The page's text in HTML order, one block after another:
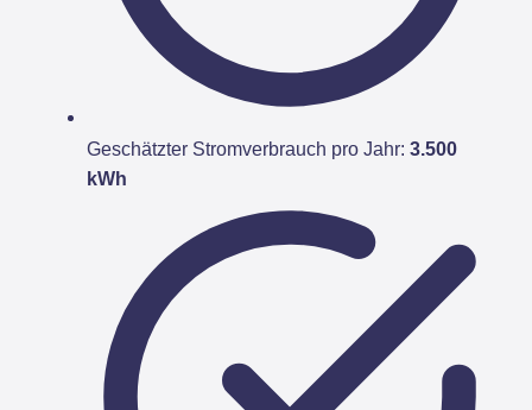
Geschätzter Stromverbrauch pro Jahr: 3.500
kWh